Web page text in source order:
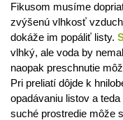
Fikusom musíme
zvýšenú vlhkosť
dokáže im popáliť listy.
vlhký, ale voda by
naopak preschnutie
Pri preliatí dôjde k
opadávaniu listov a
suché prostredie môže